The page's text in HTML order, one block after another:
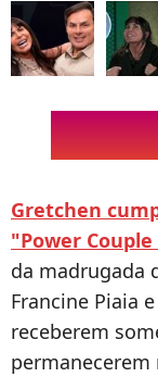
Gretchen
"Power
da madrugada
Francine Piaia
receberem